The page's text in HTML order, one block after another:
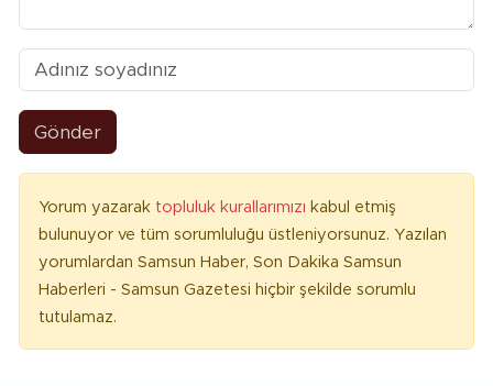
Gönder
Yorum yazarak topluluk kurallarımızı kabul etmiş
bulunuyor ve tüm sorumluluğu üstleniyorsunuz. Yazılan
yorumlardan Samsun Haber, Son Dakika Samsun
Haberleri - Samsun Gazetesi hiçbir şekilde sorumlu
tutulamaz.